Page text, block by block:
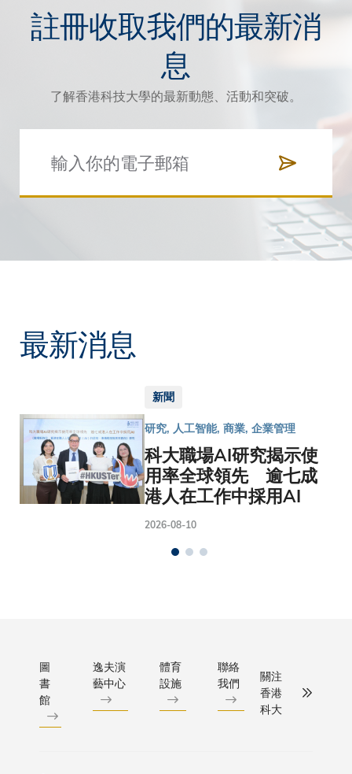
註冊收取我們的最新消
息
了解香港科技大學的最新動態、活動和突破。
最新消息
新聞
研究, 人工智能, 商業, 企業管理
科大職場AI研究揭示使
用率全球領先 逾七成
港人在工作中採用AI
2026-08-10
圖
書
館
逸夫演
藝中心
體育
設施
聯絡
我們
關注
香港
科大